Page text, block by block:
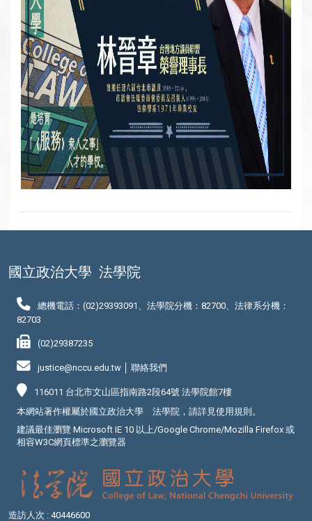
國立政治大學 法學院
總機電話：(02)29393091、法學院分機：82700、法律系分機：
82703
(02)29387235
justice@nccu.edu.tw │聯絡我們
116011 台北市文山區指南路2段64號 法學院館7樓
本網站著作權屬於國立政治大學 法學院，請詳見使用規則 。
建議最佳瀏覽 Microsoft IE 10 以上/Google Chrome/Mozilla Firefox 或
相容W3C網頁標準之瀏覽器
造訪人次 : 40446600